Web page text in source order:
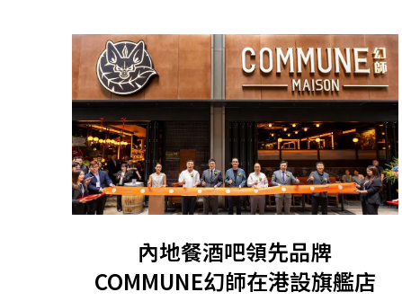
內地餐酒吧領先品牌
COMMUNE幻師在港設旗艦店